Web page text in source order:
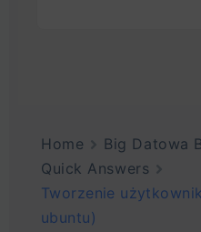
Home
Big Datowa
Quick Answers
Tworzenie
ubuntu)